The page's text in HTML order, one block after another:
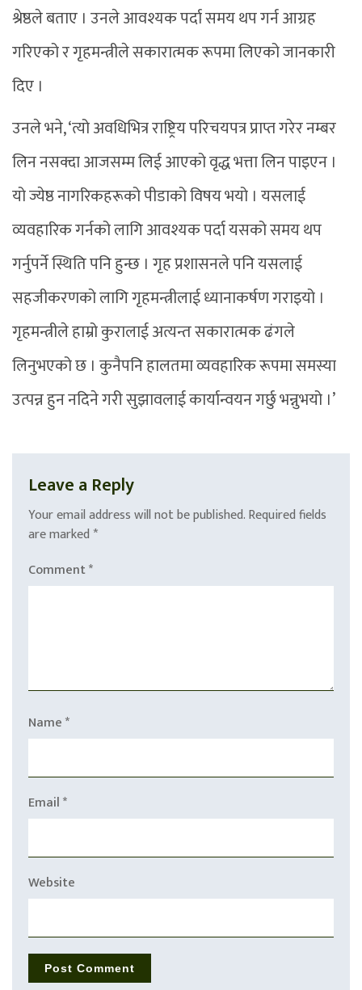
श्रेष्ठले बताए । उनले आवश्यक पर्दा समय थप गर्न आग्रह
गरिएको र गृहमन्त्रीले सकारात्मक रूपमा लिएको जानकारी
दिए ।
उनले भने, ‘त्यो अवधिभित्र राष्ट्रिय परिचयपत्र प्राप्त गरेर नम्बर
लिन नसक्दा आजसम्म लिई आएको वृद्ध भत्ता लिन पाइएन ।
यो ज्येष्ठ नागरिकहरूको पीडाको विषय भयो । यसलाई
व्यवहारिक गर्नको लागि आवश्यक पर्दा यसको समय थप
गर्नुपर्ने स्थिति पनि हुन्छ । गृह प्रशासनले पनि यसलाई
सहजीकरणको लागि गृहमन्त्रीलाई ध्यानाकर्षण गराइयो ।
गृहमन्त्रीले हाम्रो कुरालाई अत्यन्त सकारात्मक ढंगले
लिनुभएको छ । कुनैपनि हालतमा व्यवहारिक रूपमा समस्या
उत्पन्न हुन नदिने गरी सुझावलाई कार्यान्वयन गर्छु भन्नुभयो ।’
Leave a Reply
Your email address will not be published.Required fields
are marked *
Comment*
Name*
Email*
Website